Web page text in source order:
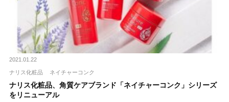
2021.01.22
ナリス化粧品 ネイチャーコンク
ナリス化粧品、角質ケアブランド「ネイチャーコンク」シリーズ
をリニューアル